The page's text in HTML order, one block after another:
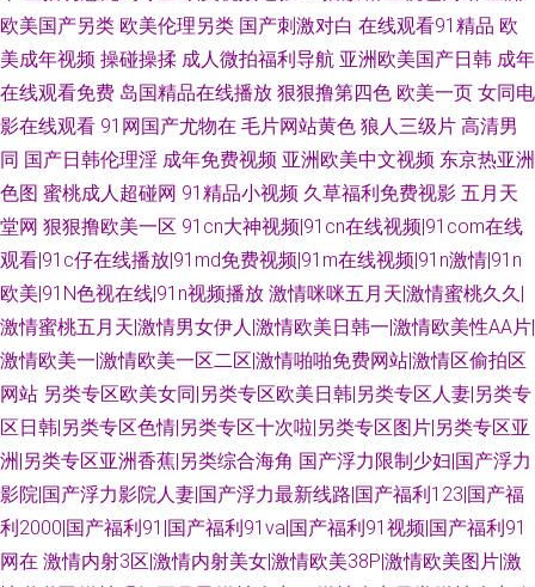
欧美国产另类 欧美伦理另类 国产刺激对白 在线观看91精品 欧
美成年视频 操碰操揉 成人微拍福利导航 亚洲欧美国产日韩 成年
在线观看免费 岛国精品在线播放 狠狠撸第四色 欧美一页 女同电
影在线观看 91网国产尤物在 毛片网站黄色 狼人三级片 高清男
同 国产日韩伦理淫 成年免费视频 亚洲欧美中文视频 东京热亚洲
色图 蜜桃成人超碰网 91精品小视频 久草福利免费视影 五月天
堂网 狠狠撸欧美一区 91cn大神视频|91cn在线视频|91com在线
观看|91c仔在线播放|91md免费视频|91m在线视频|91n激情|91n
欧美|91N色视在线|91n视频播放 激情咪咪五月天|激情蜜桃久久|
激情蜜桃五月天|激情男女伊人|激情欧美日韩一|激情欧美性AA片|
激情欧美一|激情欧美一区二区|激情啪啪免费网站|激情区偷拍区
网站 另类专区欧美女同|另类专区欧美日韩|另类专区人妻|另类专
区日韩|另类专区色情|另类专区十次啦|另类专区图片|另类专区亚
洲|另类专区亚洲香蕉|另类综合海角 国产浮力限制少妇|国产浮力
影院|国产浮力影院人妻|国产浮力最新线路|国产福利123|国产福
利2000|国产福利91|国产福利91va|国产福利91视频|国产福利91
网在 激情内射3区|激情内射美女|激情欧美38P|激情欧美图片|激